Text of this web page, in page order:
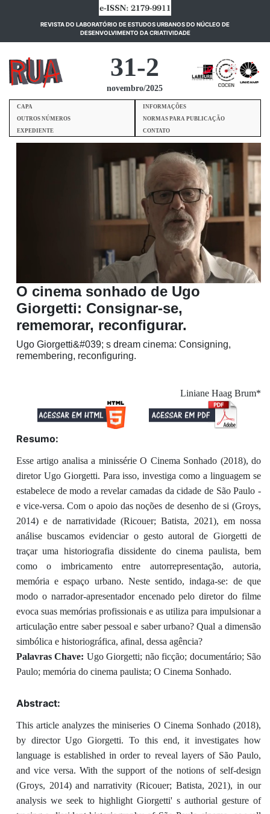
REVISTA DO LABORATÓRIO DE ESTUDOS URBANOS DO NÚCLEO DE
DESENVOLVIMENTO DA CRIATIVIDADE(current)
31-2
novembro/2025
CAPA
INFORMAÇÕES
OUTROS NÚMEROS
NORMAS PARA PUBLICAÇÃO
EXPEDIENTE
CONTATO
O cinema sonhado de Ugo
Giorgetti: Consignar-se,
rememorar, reconfigurar.
Ugo Giorgetti&#039; s dream cinema: Consigning,
remembering, reconfiguring.
Liniane Haag Brum*
Resumo:
Esse artigo analisa a minissérie O Cinema Sonhado (2018), do
diretor Ugo Giorgetti. Para isso, investiga como a linguagem se
estabelece de modo a revelar camadas da cidade de São Paulo -
e vice-versa. Com o apoio das noções de desenho de si (Groys,
2014) e de narratividade (Ricouer; Batista, 2021), em nossa
análise buscamos evidenciar o gesto autoral de Giorgetti de
traçar uma historiografia dissidente do cinema paulista, bem
como o imbricamento entre autorrepresentação, autoria,
memória e espaço urbano. Neste sentido, indaga-se: de que
modo o narrador-apresentador encenado pelo diretor do filme
evoca suas memórias profissionais e as utiliza para impulsionar a
articulação entre saber pessoal e saber urbano? Qual a dimensão
simbólica e historiográfica, afinal, dessa agência?
Palavras Chave: Ugo Giorgetti; não ficção; documentário; São
Paulo; memória do cinema paulista; O Cinema Sonhado.
Abstract:
This article analyzes the miniseries O Cinema Sonhado (2018),
by director Ugo Giorgetti. To this end, it investigates how
language is established in order to reveal layers of São Paulo,
and vice versa. With the support of the notions of self-design
(Groys, 2014) and narrativity (Ricouer; Batista, 2021), in our
analysis we seek to highlight Giorgetti' s authorial gesture of